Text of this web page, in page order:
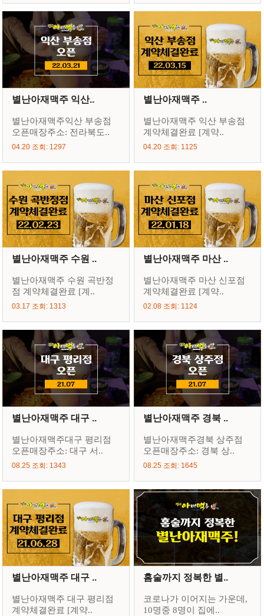
별난아재맥주 익산..
별난아재맥주익산 부송점
오픈매장주소: 전라북도..
04.20 조회: 1297
별난아재맥주 ..
별난아재맥주 익산 부송점
계약체결완료 [계약..
04.20 조회: 1125
별난아재맥주 수원 ..
별난아재맥주 수원 곡반정
점 계약체결완료 [계..
03.17 조회: 1313
별난아재맥주 마산 ..
별난아재맥주 마산 신포점
계약체결완료 [계약..
02.08 조회: 1124
별난아재맥주 대구 ..
별난아재맥주대구 평리점
오픈매장주소: 대구 서..
08.25 조회: 1343
별난아재맥주 경북 ..
별난아재맥주경북 상주점
오픈매장주소: 경북 상..
08.25 조회: 1645
별난아재맥주 대구 ..
별난아재맥주 대구 평리점
계약체결완료 [계약..
홈술까지 정복한 별..
코로나가 이어지는 가운데,
10명중 8명이 집에..